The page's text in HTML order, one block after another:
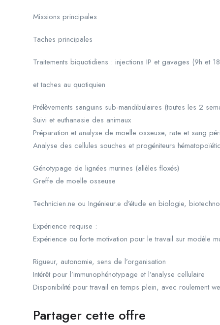
Missions principales
Taches principales
Traitements biquotidiens : injections IP et gavages (9h et
et taches au quotiquien
Prélèvements sanguins sub-mandibulaires (toutes les 2
Suivi et euthanasie des animaux
Préparation et analyse de moelle osseuse, rate et sang
Analyse des cellules souches et progéniteurs
Génotypage de lignées murines (allèles floxés)
Greffe de moelle osseuse
Technicien.ne ou Ingénieur.e d’étude en biologie,
Expérience requise :
Expérience ou forte motivation pour le travail sur modèle
Rigueur, autonomie, sens de l’organisation
Intérêt pour l’immunophénotypage et l’analyse cellulaire
Disponibilité pour travail en temps plein, avec roulement
Partager cette offre